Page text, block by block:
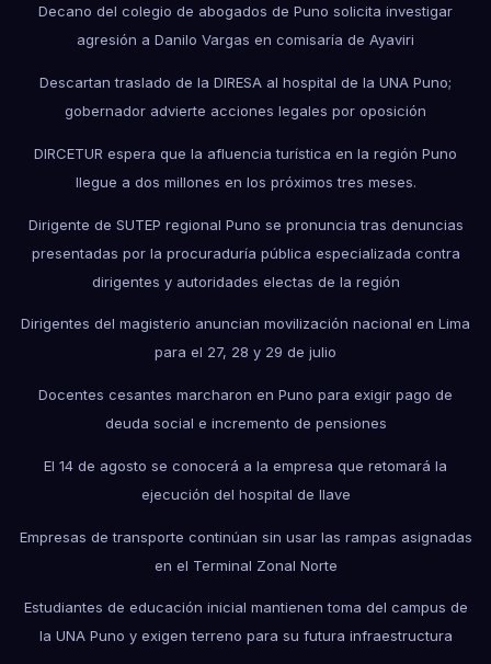
Decano del colegio de abogados de Puno solicita investigar
agresión a Danilo Vargas en comisaría de Ayaviri
Descartan traslado de la DIRESA al hospital de la UNA Puno;
gobernador advierte acciones legales por oposición
DIRCETUR espera que la afluencia turística en la región Puno
llegue a dos millones en los próximos tres meses.
Dirigente de SUTEP regional Puno se pronuncia tras denuncias
presentadas por la procuraduría pública especializada contra
dirigentes y autoridades electas de la región
Dirigentes del magisterio anuncian movilización nacional en Lima
para el 27, 28 y 29 de julio
Docentes cesantes marcharon en Puno para exigir pago de
deuda social e incremento de pensiones
El 14 de agosto se conocerá a la empresa que retomará la
ejecución del hospital de Ilave
Empresas de transporte continúan sin usar las rampas asignadas
en el Terminal Zonal Norte
Estudiantes de educación inicial mantienen toma del campus de
la UNA Puno y exigen terreno para su futura infraestructura